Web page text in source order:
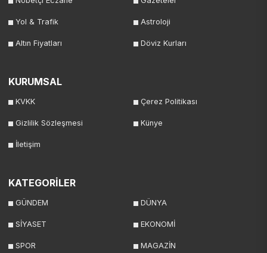
Yol & Trafik Astroloji
Altın Fiyatları Döviz Kurları
KURUMSAL
KVKK Çerez Politikası
Gizlilik Sözleşmesi Künye
İletişim
KATEGORİLER
GÜNDEM DÜNYA
SİYASET EKONOMİ
SPOR MAGAZİN